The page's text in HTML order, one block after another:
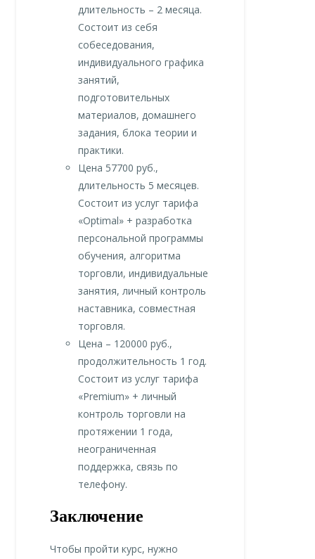
длительность – 2 месяца.
Состоит из себя
собеседования,
индивидуального графика
занятий,
подготовительных
материалов, домашнего
задания, блока теории и
практики.
Цена 57700 руб.,
длительность 5 месяцев.
Состоит из услуг тарифа
«Optimal» + разработка
персональной программы
обучения, алгоритма
торговли, индивидуальные
занятия, личный контроль
наставника, совместная
торговля.
Цена – 120000 руб.,
продолжительность 1 год.
Состоит из услуг тарифа
«Premium» + личный
контроль торговли на
протяжении 1 года,
неограниченная
поддержка, связь по
телефону.
Заключение
Чтобы пройти курс, нужно